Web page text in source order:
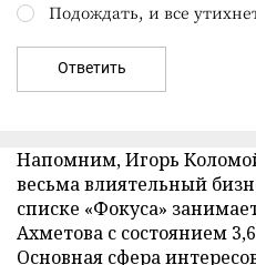
Подождать, и все
Ответить
Напомним, Игорь
весьма влиятельный
списке «Фокуса»
Ахметова с состоянием
Основная сфера